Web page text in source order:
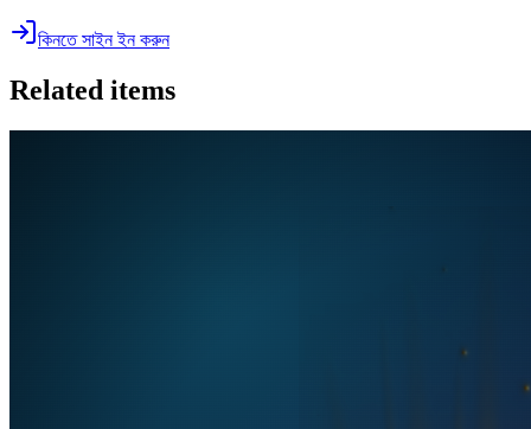
কিনতে সাইন ইন করুন
Related items